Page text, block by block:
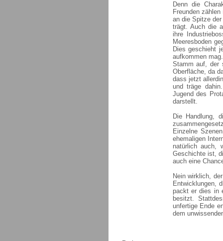
Denn die
Freunden
an die Spitze
trägt. Auch die
ihre
Meeresboden
Dies geschieht
aufkommen
Stamm auf, der
Oberfläche, da
dass jetzt
und träge
Jugend des
darstellt.
Die Handlung,
Einzelne
ehemaligen
natürlich auch,
Geschichte ist,
auch eine
Nein wirklich,
Entwicklungen,
packt er dies in
besitzt.
unfertige Ende
dem